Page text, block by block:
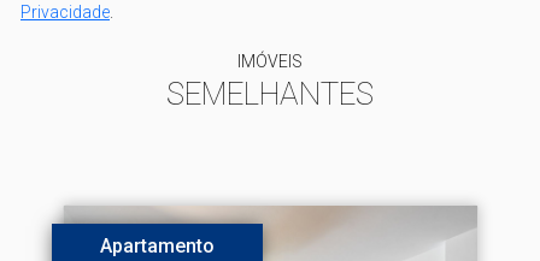
Privacidade
IMÓVEIS
SEMELHANTES
Apartamento